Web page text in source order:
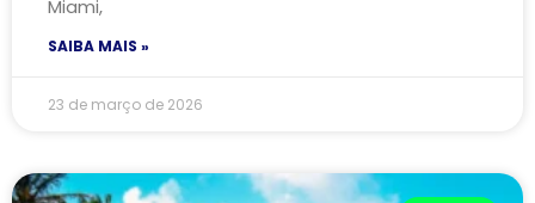
Miami,
SAIBA MAIS »
23 de março de 2026